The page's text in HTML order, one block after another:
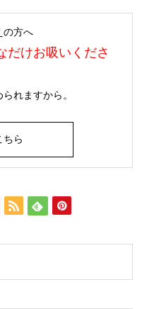
の方へ
だけお吸いくださ
れますから。
ちら